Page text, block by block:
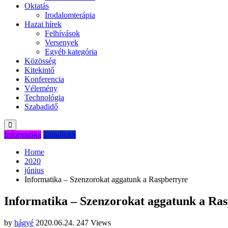
Oktatás
Irodalomterápia
Hazai hírek
Felhívások
Versenyek
Egyéb kategória
Közösség
Kitekintő
Konferencia
Vélemény
Technológia
Szabadidő
Informatika Tanuljunk
Home
2020
június
Informatika – Szenzorokat aggatunk a Raspberryre
Informatika – Szenzorokat aggatunk a
by hágyé 2020.06.24. 247 Views